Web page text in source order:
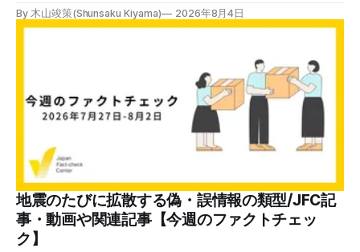
で、メール内のリンクを押さないようにと注意を呼びかけて
部」を名乗るメールが届いたという投稿がX（旧Twitter）上
で複数確認できる(例1、例2、例3)。 偽メールの件名は
「【警視庁】マイナポータル：不審なアクセスの確認」。本
文には「警視庁サイバーセキュリティ対策本部」「通知番
号：MN-2026-●●●」「マイナポータル関連アカウント
に、第三者による不審なアクセスが記録されました」「お客
様のメールアドレスと一致しています」と記している。 そ
のうえで「2026年8月2日（日）23:59までに、ご本人操作か
どうかご確認ください」などと「オンライン確認画面へ」と
いうリンクをクリックするよう誘導している。 本文には、
警視庁の住所（東京都千代田区霞が関2-1-1）も書かれてい
By 木山竣策(Shunsaku Kiyama) 2026年8月4日
地震のたびに拡散する偽・誤情報の類型/JFC記
事・動画や関連記事【今週のファクトチェッ
ク】